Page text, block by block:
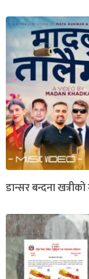
डान्सर बन्दना